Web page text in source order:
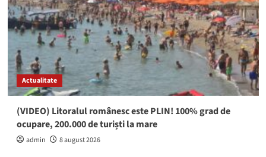
Actualitate
(VIDEO) Litoralul românesc este PLIN! 100% grad de
ocupare, 200.000 de turiști la mare
admin 8 august 2026